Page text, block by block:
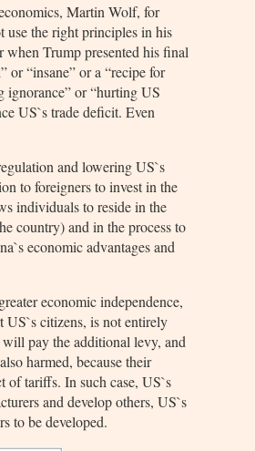
Martin Wolf, for
use the right principles in his
when Trump presented his final
“insane” or a “recipe for
ignorance” or “hurting US
US`s trade deficit. Even
and lowering US`s
to foreigners to invest in the
individuals to reside in the
country) and in the process to
economic advantages and
economic independence,
US`s citizens, is not entirely
pay the additional levy, and
harmed, because their
of tariffs. In such case, US`s
and develop others, US`s
to be developed.